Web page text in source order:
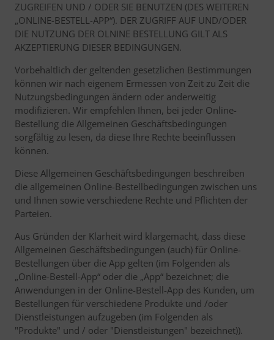
ZUGREIFEN UND / ODER SIE BENUTZEN (DES WEITEREN
„ONLINE-BESTELL-APP“). DER ZUGRIFF AUF UND/ODER
DIE NUTZUNG DER OLNINE BESTELLUNG GILT ALS
AKZEPTIERUNG DIESER BEDINGUNGEN.
Vorbehaltlich der geltenden gesetzlichen Bestimmungen
können wir nach eigenem Ermessen von Zeit zu Zeit die
Nutzungsbedingungen ändern oder anderweitig
modifizieren. Wir empfehlen Ihnen, bei jeder Online-
Bestellung die Allgemeinen Geschäftsbedingungen
sorgfältig zu lesen, da diese Ihre Rechte beeinflussen
können.
Diese Allgemeinen Geschäftsbedingungen beschreiben
die allgemeinen Online-Bestellbedingungen zwischen uns
und Ihnen sowie verschiedene Rechte und Pflichten der
Parteien.
Aus Gründen der Klarheit wird klargemacht, dass diese
Allgemeinen Geschäftsbedingungen (auch) für Online-
Bestellungen über die App gelten (im Folgenden als
„Online-Bestell-App“ oder die „App“ bezeichnet; die
Anwendungen in der Online-Bestell-App des Kunden, um
Bestellungen für verschiedene Produkte und /oder
Dienstleistungen aufzugeben (im Folgenden als
"Produkte" und / oder "Dienstleistungen" bezeichnet)).